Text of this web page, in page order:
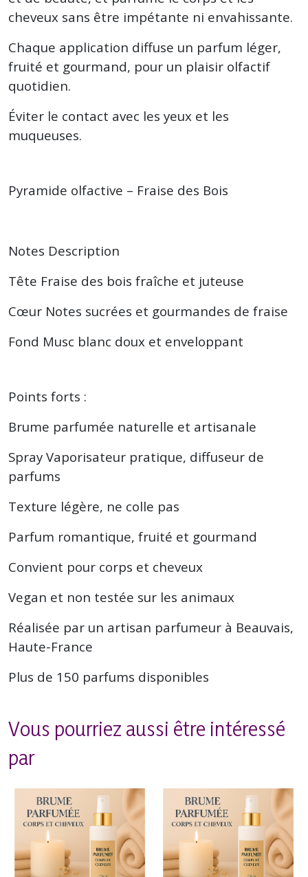
cheveux sans être impétante ni envahissante.
Chaque application diffuse un parfum léger,
fruité et gourmand, pour un plaisir olfactif
quotidien.
Éviter le contact avec les yeux et les
muqueuses.
Pyramide olfactive – Fraise des Bois
Notes Description
Tête Fraise des bois fraîche et juteuse
Cœur Notes sucrées et gourmandes de fraise
Fond Musc blanc doux et enveloppant
Points forts :
Brume parfumée naturelle et artisanale
Spray Vaporisateur pratique, diffuseur de
parfums
Texture légère, ne colle pas
Parfum romantique, fruité et gourmand
Convient pour corps et cheveux
Vegan et non testée sur les animaux
Réalisée par un artisan parfumeur à Beauvais,
Haute-France
Plus de 150 parfums disponibles
Vous pourriez aussi être intéressé
par